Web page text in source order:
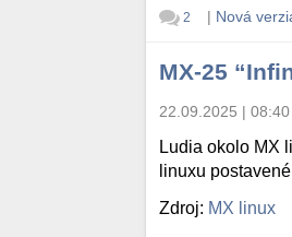
2 | Nová
MX-25
22.09.2025 | 08:40
Ludia okolo MX
linuxu
Zdroj: MX linux